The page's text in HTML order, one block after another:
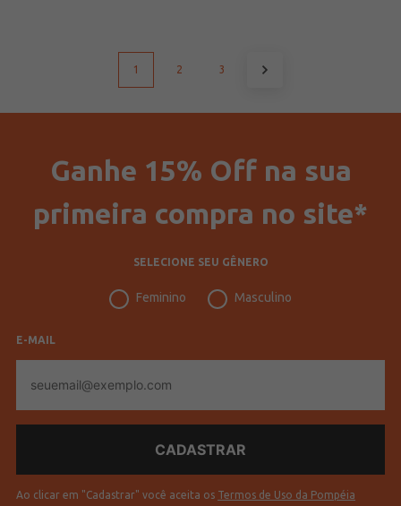
1 2 3
Ganhe 15% Off na sua
primeira compra no site*
SELECIONE SEU GÊNERO
Feminino Masculino
E-MAIL
mail
Ao clicar em "Cadastrar" você aceita os Termos de Uso da Pompéia